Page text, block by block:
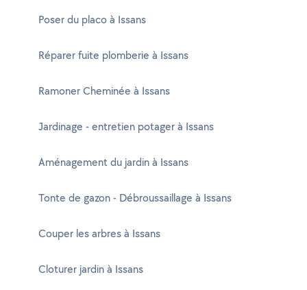
Poser du placo à Issans
Réparer fuite plomberie à Issans
Ramoner Cheminée à Issans
Jardinage - entretien potager à Issans
Aménagement du jardin à Issans
Tonte de gazon - Débroussaillage à Issans
Couper les arbres à Issans
Cloturer jardin à Issans